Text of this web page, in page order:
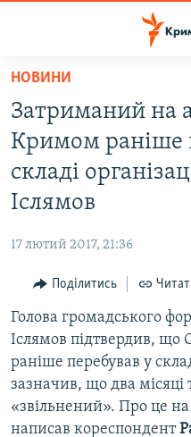
Перейти
основного
матеріалу
Перейти
до
основної
Перейти
пошуку
ВОДА.КРИМ
ВІДЕО ТА ФОТО
ПОЛІТИКА
ІНТЕРВ'Ю
ВСЕ ЗА ДЕНЬ
СПЕЦПРОЕКТИ
ДЕПОРТАЦІЯ
ВІДЕОУРОКИ «ELIFBE»
ЯК ОБІЙТИ БЛОКУВАННЯ
Русский
НОВИНИ
Затриманий на
Кримом раніше
складі
Іслямов
17 лютий 2017, 21:36
Поділитись
Голова громадського
Іслямов підтвердив, що
раніше перебував у
зазначив, що два місяці
«звільнений». Про це на
написав кореспондент